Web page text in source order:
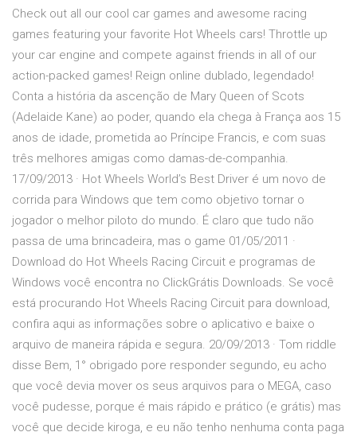
Check out all our cool car games and awesome racing
games featuring your favorite Hot Wheels cars! Throttle up
your car engine and compete against friends in all of our
action-packed games! Reign online dublado, legendado!
Conta a história da ascenção de Mary Queen of Scots
(Adelaide Kane) ao poder, quando ela chega à França aos 15
anos de idade, prometida ao Príncipe Francis, e com suas
três melhores amigas como damas-de-companhia.
17/09/2013 · Hot Wheels World’s Best Driver é um novo de
corrida para Windows que tem como objetivo tornar o
jogador o melhor piloto do mundo. É claro que tudo não
passa de uma brincadeira, mas o game 01/05/2011 ·
Download do Hot Wheels Racing Circuit e programas de
Windows você encontra no ClickGrátis Downloads. Se você
está procurando Hot Wheels Racing Circuit para download,
confira aqui as informações sobre o aplicativo e baixe o
arquivo de maneira rápida e segura. 20/09/2013 · Tom riddle
disse Bem, 1° obrigado pore responder segundo, eu acho
que você devia mover os seus arquivos para o MEGA, caso
você pudesse, porque é mais rápido e prático (e grátis) mas
você que decide kiroga, e eu não tenho nenhuma conta paga